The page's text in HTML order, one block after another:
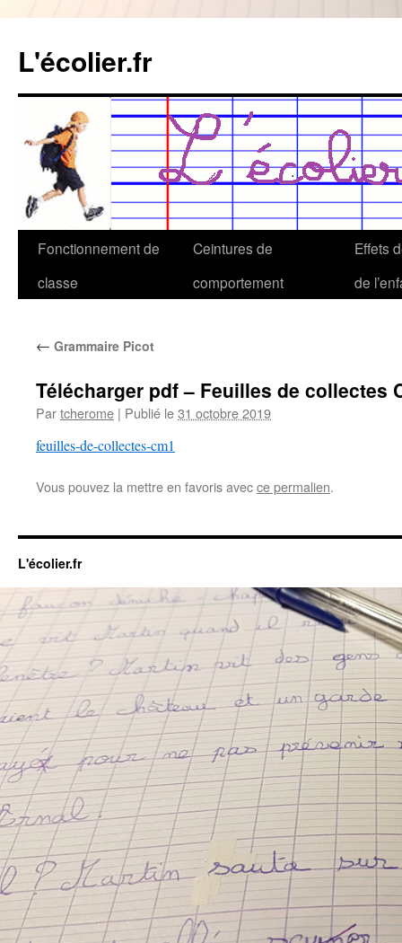
contenu
L'écolier.fr
Fonctionnement de
classe
Ceintures de
comportement
Effets
de
← Grammaire Picot
Télécharger pdf – Feuilles de collectes
Partcherome | Publié le31 octobre 2019
feuilles-de-collectes-cm1
Vous pouvez la mettre en favoris avecce permalien.
L'écolier.fr